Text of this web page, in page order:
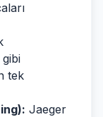
tek
Jaeger